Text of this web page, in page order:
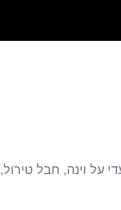
על וינה, חבל טירול,